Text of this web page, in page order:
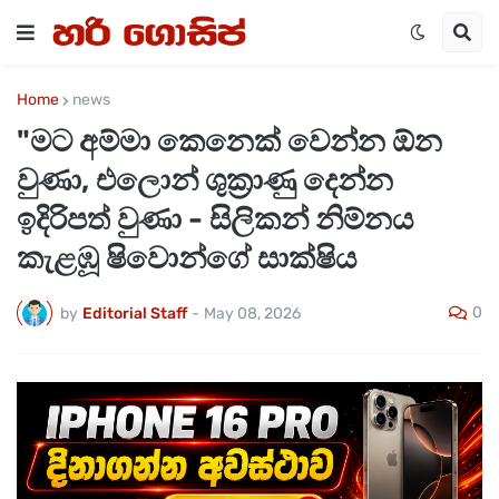
Home news
"මට අම්මා කෙනෙක් වෙන්න ඕන
වුණා, එලොන් ශුක්‍රාණු දෙන්න
ඉදිරිපත් වුණා - සිලිකන් නිම්නය
කැළඹූ ෂිවොන්ගේ සාක්ෂිය
by Editorial Staff - May 08, 2026 0